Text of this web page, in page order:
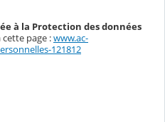
à la Protection des données
cette page :www.ac-
121812